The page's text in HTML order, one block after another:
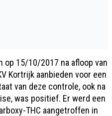
op 15/10/2017 na afloop van
Kortrijk aanbieden voor een
van deze controle, ook na
was positief. Er werd een
THC aangetroffen in